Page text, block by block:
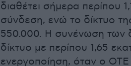
διαθέτει σήμερα περίπου
σύνδεση, ενώ το δίκτυο
550.000. Η συνένωση των
δίκτυο με περίπου 1,65
ενεργοποίηση, όταν ο ΟΤΕ